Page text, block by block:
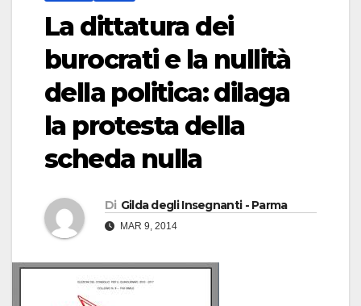
La dittatura dei
burocrati e la nullità
della politica: dilaga
la protesta della
scheda nulla
Di Gilda degli Insegnanti - Parma
MAR 9, 2014